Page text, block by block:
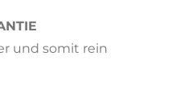
und somit rein